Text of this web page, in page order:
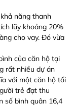
năng thanh
lũy khoảng 20%
cho vay. Đó vừa
của căn hộ tại
rất nhiều dự án
với một căn hộ tối
trẻ đạt thu
số bình quân 16,4